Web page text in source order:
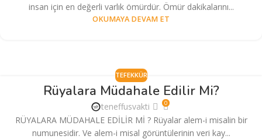
insan için en değerli varlık ömürdür. Ömür dakikalarını...
OKUMAYA DEVAM ET
TEFEKKÜR
Rüyalara Müdahale Edilir Mi?
teneffusvakti 0
RÜYALARA MÜDAHALE EDİLİR Mİ ? Rüyalar alem-i misalin bir
numunesidir. Ve alem-i misal görüntülerinin veri kay...